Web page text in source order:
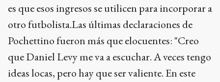
es que esos ingresos se utilicen para incorporar a
otro futbolista.Las últimas declaraciones de
Pochettino fueron más que elocuentes: "Creo
que Daniel Levy me va a escuchar. A veces tengo
ideas locas, pero hay que ser valiente. En este